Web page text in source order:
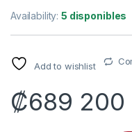
Availability:5 disponibles
Add to wishlist
₡689 200